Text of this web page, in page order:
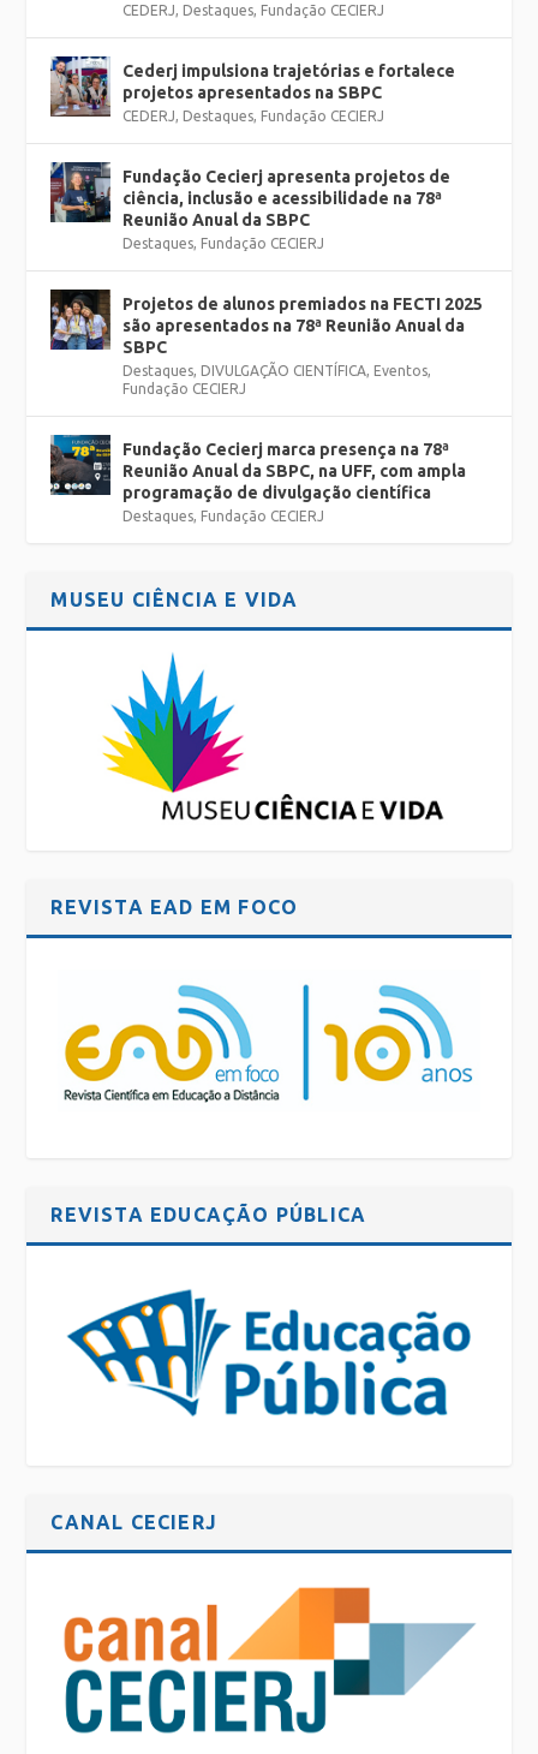
CEDERJ, Destaques, Fundação CECIERJ
Cederj impulsiona trajetórias e fortalece
projetos apresentados na SBPC
CEDERJ, Destaques, Fundação CECIERJ
Fundação Cecierj apresenta projetos de
ciência, inclusão e acessibilidade na 78ª
Reunião Anual da SBPC
Destaques, Fundação CECIERJ
Projetos de alunos premiados na FECTI 2025
são apresentados na 78ª Reunião Anual da
SBPC
Destaques, DIVULGAÇÃO CIENTÍFICA, Eventos,
Fundação CECIERJ
Fundação Cecierj marca presença na 78ª
Reunião Anual da SBPC, na UFF, com ampla
programação de divulgação científica
Destaques, Fundação CECIERJ
MUSEU CIÊNCIA E VIDA
REVISTA EAD EM FOCO
REVISTA EDUCAÇÃO PÚBLICA
CANAL CECIERJ